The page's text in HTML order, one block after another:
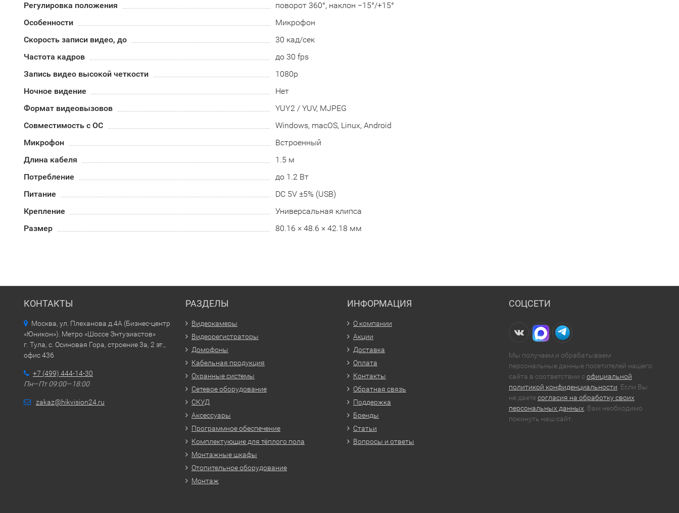
Регулировка положения
поворот 360°, наклон −15°/+15°
Особенности
Микрофон
Скорость записи видео, до
30 кад/сек
Частота кадров
до 30 fps
Запись видео высокой четкости
1080p
Ночное видение
Нет
Формат видеовызовов
YUY2 / YUV, MJPEG
Совместимость с ОС
Windows, macOS, Linux, Android
Микрофон
Встроенный
Длина кабеля
1.5 м
Потребление
до 1.2 Вт
Питание
DC 5V ±5% (USB)
Крепление
Универсальная клипса
Размер
80.16 × 48.6 × 42.18 мм
КОНТАКТЫ
Москва, ул. Плеханова д.4А (Бизнес-центр
«Юникон»). Метро «Шоссе Энтузиастов»
г. Тула, с. Осиновая Гора, строение 3а, 2 эт.,
офис 436
+7 (499) 444-14-30
Пн—Пт 09:00—18:00
zakaz@hikvision24.ru
РАЗДЕЛЫ
Видеокамеры
Видеорегистраторы
Домофоны
Кабельная продукция
Охранные системы
Сетевое оборудование
СКУД
Аксессуары
Программное обеспечение
Комплектующие для тёплого пола
Монтажные шкафы
Отопительное оборудование
Монтаж
ИНФОРМАЦИЯ
О компании
Акции
Доставка
Оплата
Контакты
Обратная связь
Поддержка
Бренды
Статьи
Вопросы и ответы
СОЦСЕТИ
Мы получаем и обрабатываем
персональные данные посетителей нашего
сайта в соответствии софициальной
политикой конфиденциальности . Если Вы
не даетесогласия на обработку своих
персональных данных , Вам необходимо
покинуть наш сайт.